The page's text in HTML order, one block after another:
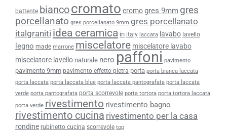
battente biancocromato cromogres 9mm gres
porcellanato gres porcellanato 9mm gres porcellanato
italgraniti idea ceramica in italy laccata lavabo lavello
legno made marrone miscelatore miscelatore lavabo
miscelatore lavello naturale nero paffoni pavimento
pavimento 9mm pavimento effetto pietra porta porta bianca laccata
porta laccata porta laccata blue porta laccata pantografata porta laccata
verde porta pantografata porta scorrevole porta tortora porta tortora laccata
porta verde rivestimento rivestimento bagno
rivestimento cucina rivestimento per la casa
rondine rubinetto cucina scorrevole top